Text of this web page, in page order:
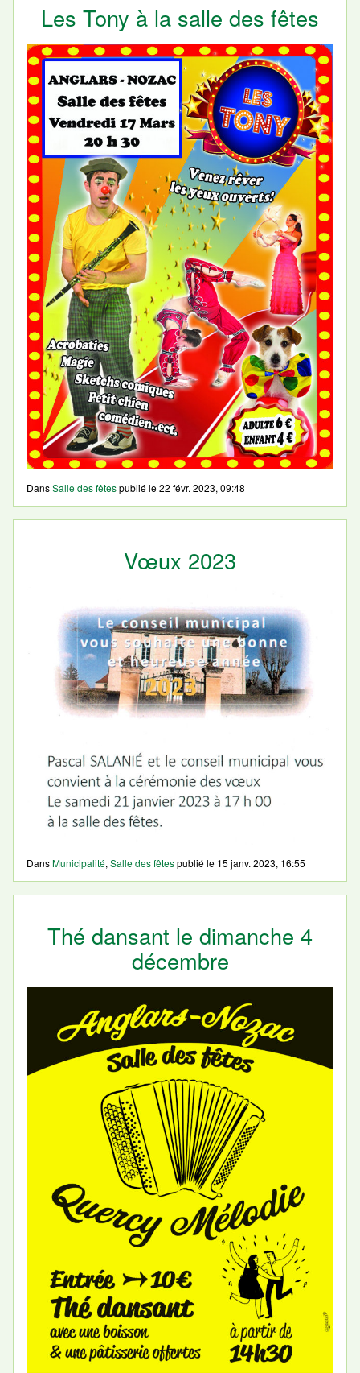
Les Tony à la salle des fêtes
DansSalle des fêtespublié le22 févr. 2023, 09:48
Vœux 2023
DansMunicipalité, Salle des fêtespublié le 15 janv. 2023, 16:55
Thé dansant le dimanche 4
décembre